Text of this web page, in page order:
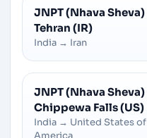
JNPT (Nhava Sheva)
Tehran (IR)
India → Iran
JNPT (Nhava Sheva)
Chippewa Falls (US)
India → United States of
America